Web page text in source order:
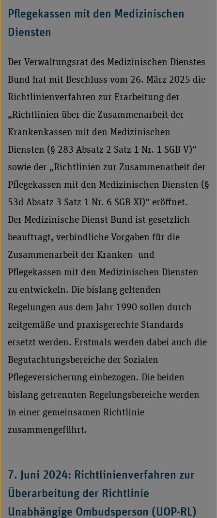
Pflegekassen mit den Medizinischen
Diensten
Der Verwaltungsrat des Medizinischen Dienstes
Bund hat mit Beschluss vom 26. März 2025 die
Richtlinienverfahren zur Erarbeitung der
„Richtlinien über die Zusammenarbeit der
Krankenkassen mit den Medizinischen
Diensten (§ 283 Absatz 2 Satz 1 Nr. 1 SGB V)“
sowie der „Richtlinien zur Zusammenarbeit der
Pflegekassen mit den Medizinischen Diensten (§
53d Absatz 3 Satz 1 Nr. 6 SGB XI)“ eröffnet.
Der Medizinische Dienst Bund ist gesetzlich
beauftragt, verbindliche Vorgaben für die
Zusammenarbeit der Kranken- und
Pflegekassen mit den Medizinischen Diensten
zu entwickeln. Die bislang geltenden
Regelungen aus dem Jahr 1990 sollen durch
zeitgemäße und praxisgerechte Standards
ersetzt werden. Erstmals werden dabei auch die
Begutachtungsbereiche der Sozialen
Pflegeversicherung einbezogen. Die beiden
bislang getrennten Regelungsbereiche werden
in einer gemeinsamen Richtlinie
zusammengeführt.
7. Juni 2024: Richtlinienverfahren zur
Überarbeitung der Richtlinie
Unabhängige Ombudsperson (UOP-RL)